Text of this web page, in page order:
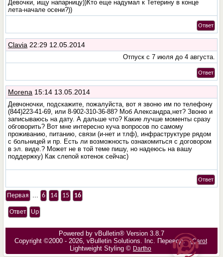
Девочки, ищу напарницу))Кто еще надумал к Тетерину в конце
лета-начале осени?))
Ответ
Clavia 22:29 12.05.2014
Отпуск с 7 июля до 4 августа.
Ответ
Morena 15:14 13.05.2014
Девчоночки, подскажите, пожалуйста, вот я звоню им по телефону
(844)223-41-69, или 8-902-310-36-88? Моб Александра,нет? Звоню и
записываюсь на дату. А дальше что? Какие лучше моменты сразу
обговорить? Вот мне интересно куча вопросов по самому
проживанию, питанию, связи (и-нет и тлф), инфраструктуре рядом
с больницей и пр. Есть ли возможность ознакомиться с договором
в эл. виде.? Может не в той теме пишу, но надеюсь на вашу
поддержку) Как слепой котенок сейчас)
Ответ
Первая 6 14 15 16
Ответ Up
Powered by vBulletin® Version 3.8.7
Copyright ©2000 - 2026, vBulletin Solutions, Inc. Перевод: zCarot
Lightweight Styling © Dartho